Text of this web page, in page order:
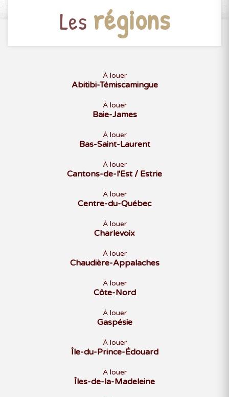
Les régions
À louer
Abitibi-Témiscamingue
À louer
Baie-James
À louer
Bas-Saint-Laurent
À louer
Cantons-de-l'Est / Estrie
À louer
Centre-du-Québec
À louer
Charlevoix
À louer
Chaudière-Appalaches
À louer
Côte-Nord
À louer
Gaspésie
À louer
Île-du-Prince-Édouard
À louer
Îles-de-la-Madeleine